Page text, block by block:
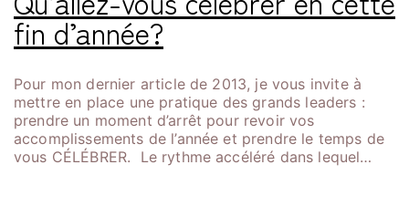
fin d’année?
Pour mon dernier article de 2013, je vous invite à
mettre en place une pratique des grands leaders :
prendre un moment d’arrêt pour revoir vos
accomplissements de l’année et prendre le temps de
vous CÉLÉBRER. Le rythme accéléré dans lequel…